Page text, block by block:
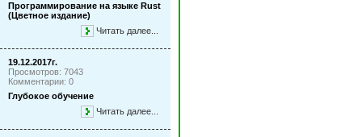
Программирование на языке Rust
(Цветное издание)
Читать далее...
19.12.2017г.
Просмотров: 7043
Комментарии: 0
Глубокое обучение
Читать далее...